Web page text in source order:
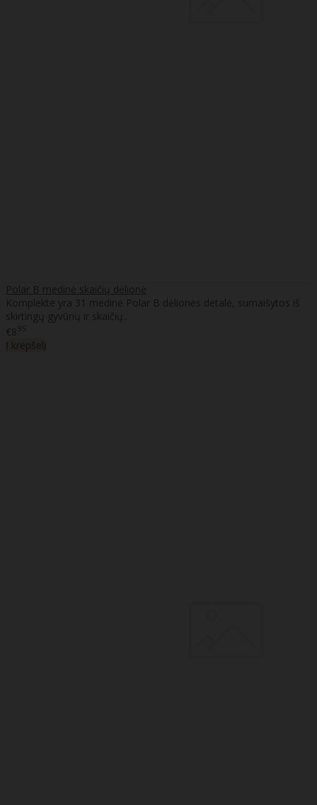
Polar B medinė skaičių dėlionė
Komplekte yra 31 medinė Polar B dėlionės detalė, sumaišytos iš
skirtingų gyvūnų ir skaičių..
€895